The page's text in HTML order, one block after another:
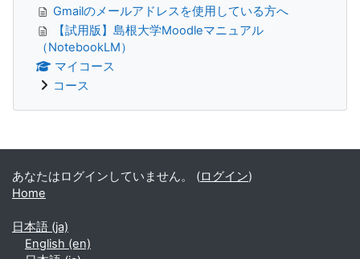
Gmailのメールアドレスを使用している方へ
【試用版】島根大学Moodleマニュアル
（NotebookLM）
マイコース
コース
補助ブロック
あなたはログインしていません。 (ログイン)
Home
日本語 ‎(ja)‎
English ‎(en)‎